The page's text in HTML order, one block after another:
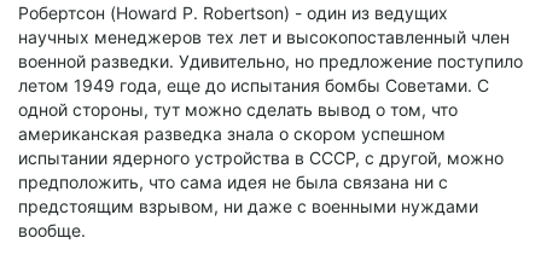
Робертсон (Howard P. Robertson) - один из ведущих
научных менеджеров тех лет и высокопоставленный член
военной разведки. Удивительно, но предложение поступило
летом 1949 года, еще до испытания бомбы Советами. С
одной стороны, тут можно сделать вывод о том, что
американская разведка знала о скором успешном
испытании ядерного устройства в СССР, с другой, можно
предположить, что сама идея не была связана ни с
предстоящим взрывом, ни даже с военными нуждами
вообще.